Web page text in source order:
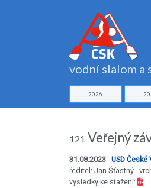
vodní slalom a
2026
121 Veřejný
31.08.2023 USD České
ředitel: Jan Šťastný
výsledky ke stažení: